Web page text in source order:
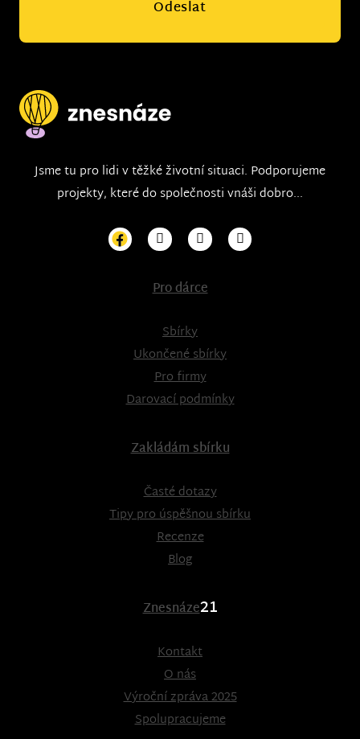
Odeslat
Jsme tu pro lidi v těžké životní situaci. Podporujeme
projekty, které do společnosti vnáši dobro...
Pro dárce
Sbírky
Ukončené sbírky
Pro firmy
Darovací podmínky
Zakládám sbírku
Časté dotazy
Tipy pro úspěšnou sbírku
Recenze
Blog
Znesnáze21
Kontakt
O nás
Výroční zpráva 2025
Spolupracujeme